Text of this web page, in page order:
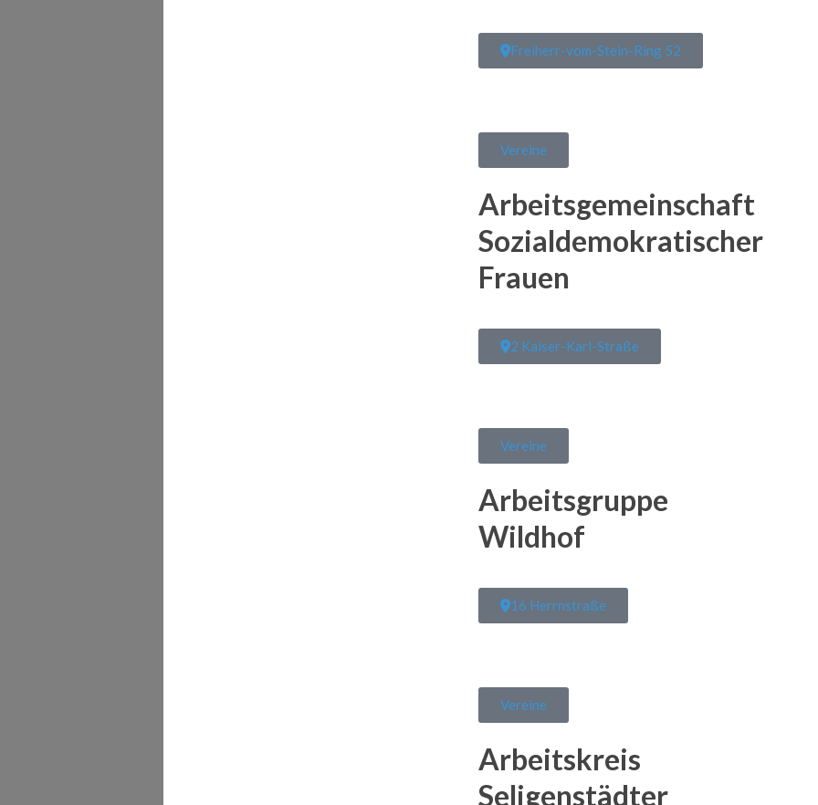
Freiherr-vom-Stein-Ring 52
Vereine
Arbeitsgemeinschaft
Sozialdemokratischer
Frauen
2 Kaiser-Karl-Straße
Vereine
Arbeitsgruppe
Wildhof
16 Herrnstraße
Vereine
Arbeitskreis
Seligenstädter